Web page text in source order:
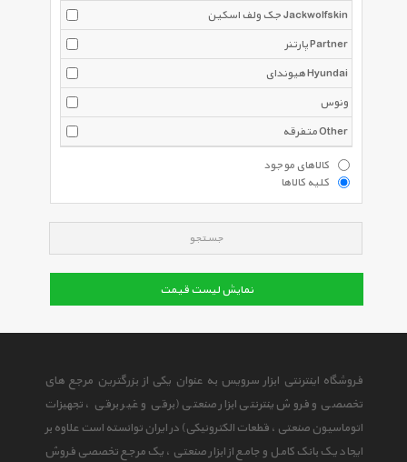
جک ولف اسکین Jackwolfskin
پارتنر Partner
هیوندای Hyundai
ونوس
متفرقه Other
کالاهای موجود
کلیه کالاها
جستجو
نمایش لیست قیمت
فروشگاه اینترنتی ابزار سرویس به عنوان یکی از بزرگترین مرجع های
تخصصی و فروش ینترنتی ابزار صنعتی (برقی و غیر برقی ، تجهیزات
اتوماسیون صنعتی ، قطعات الکترونیکی) در ایران توانسته است علاوه بر
ایجاد یک بانک کامل و جامع از ابزار صنعتی ، یک مرجع تخصصی فروش